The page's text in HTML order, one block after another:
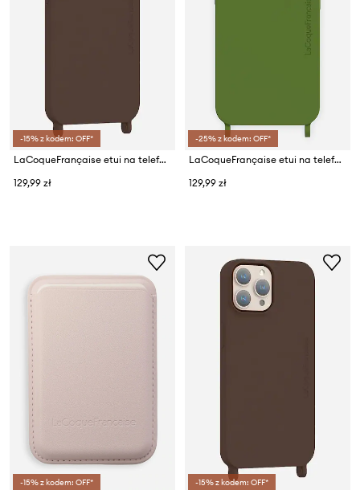
-15% z kodem: OFF*
LaCoqueFrançaise etui na telefon Iphone 16 pro
129,99 zł
-25% z kodem: OFF*
LaCoqueFrançaise etui na telefon IP 16
129,99 zł
-15% z kodem: OFF* -15% z kodem: OFF*